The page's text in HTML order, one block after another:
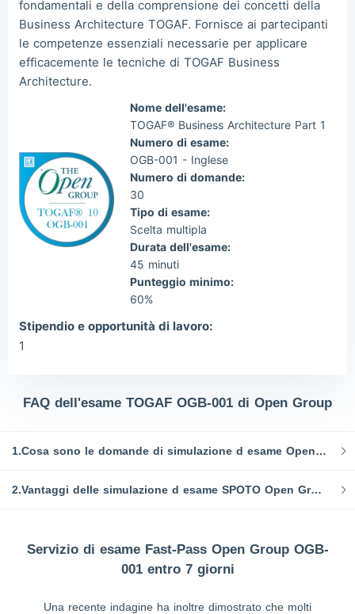
fondamentali e della comprensione dei concetti della
Business Architecture TOGAF. Fornisce ai partecipanti
le competenze essenziali necessarie per applicare
efficacemente le tecniche di TOGAF Business
Architecture.
Nome dell'esame:
TOGAF® Business Architecture Part 1
Numero di esame:
OGB-001 - Inglese
Numero di domande:
30
Tipo di esame:
Scelta multipla
Durata dell'esame:
45 minuti
Punteggio minimo:
60%
Stipendio e opportunità di lavoro:
1
FAQ dell'esame TOGAF OGB-001 di Open Group
1.Cosa sono le domande di simulazione d esame Open Group OGB-001?
2.Vantaggi delle simulazione d esame SPOTO Open Group OGB-001 Domande:
Servizio di esame Fast-Pass Open Group OGB-
001 entro 7 giorni
Una recente indagine ha inoltre dimostrato che molti